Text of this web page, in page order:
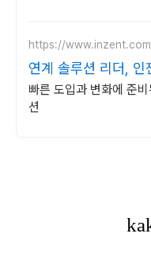
https://
연계 솔루션 리더, 인
아키텍처
빠른 도입과 변화에 준
션